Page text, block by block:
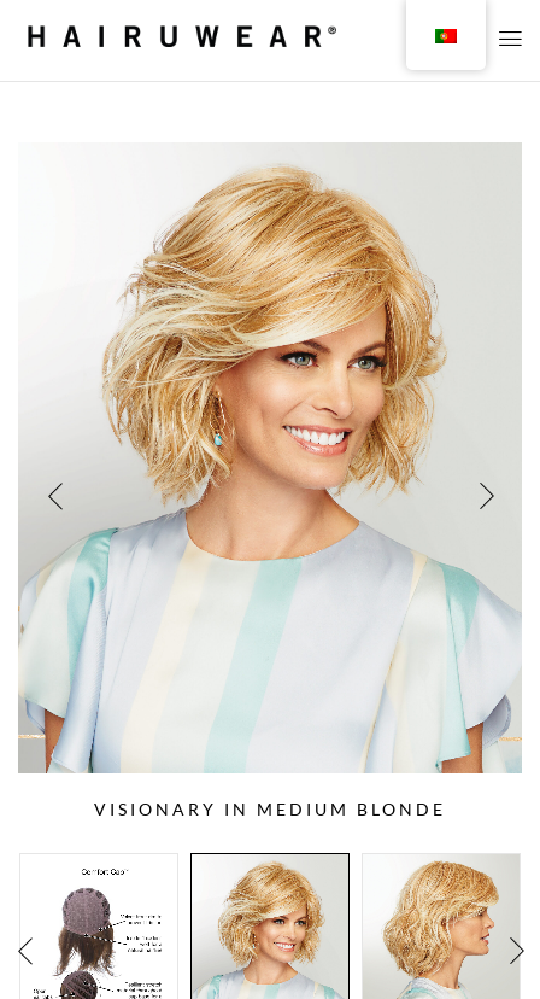
VISIONARY IN MEDIUM BLONDE